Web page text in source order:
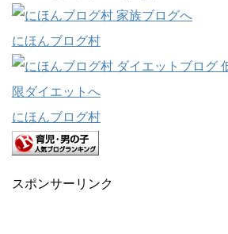
にほんブログ村
にほんブログ村
スポンサーリンク